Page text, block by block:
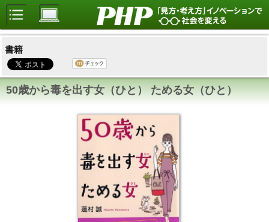
書籍
50歳から毒を出す女（ひと） ためる女（ひと）